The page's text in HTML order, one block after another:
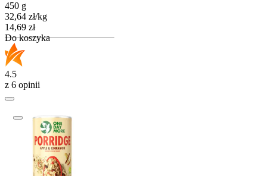
450 g
32,64 zł/kg
Cena
14,69 zł
Do koszyka
4.5
z 6 opinii